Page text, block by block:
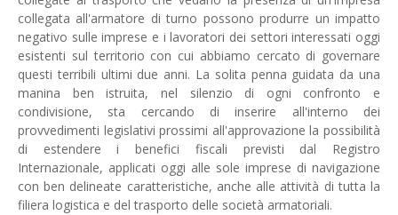
collegata all'armatore di turno possono produrre un impatto
negativo sulle imprese e i lavoratori dei settori interessati oggi
esistenti sul territorio con cui abbiamo cercato di governare
questi terribili ultimi due anni. La solita penna guidata da una
manina ben istruita, nel silenzio di ogni confronto e
condivisione, sta cercando di inserire all'interno dei
provvedimenti legislativi prossimi all'approvazione la possibilità
di estendere i benefici fiscali previsti dal Registro
Internazionale, applicati oggi alle sole imprese di navigazione
con ben delineate caratteristiche, anche alle attività di tutta la
filiera logistica e del trasporto delle società armatoriali.